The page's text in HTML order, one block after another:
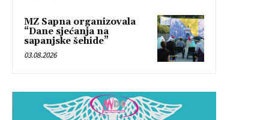
MZ Sapna organizovala
“Dane sjećanja na
sapanjske šehide”
03.08.2026